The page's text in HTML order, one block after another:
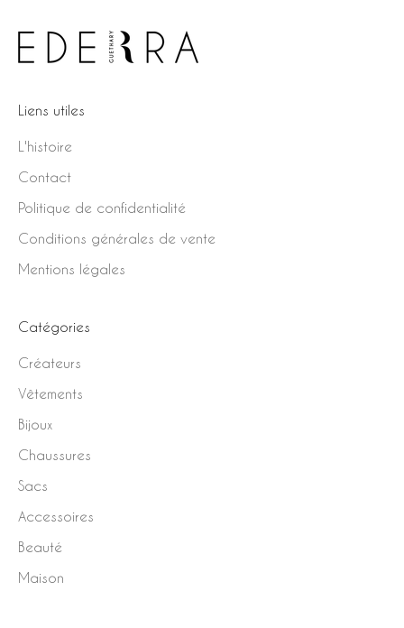
Liens utiles
L'histoire
Contact
Politique de confidentialité
Conditions générales de vente
Mentions légales
Catégories
Créateurs
Vêtements
Bijoux
Chaussures
Sacs
Accessoires
Beauté
Maison